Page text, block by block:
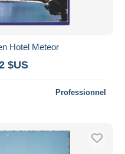
Hotel Meteor
$US
Professionnel